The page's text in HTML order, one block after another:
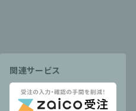
関連サービス